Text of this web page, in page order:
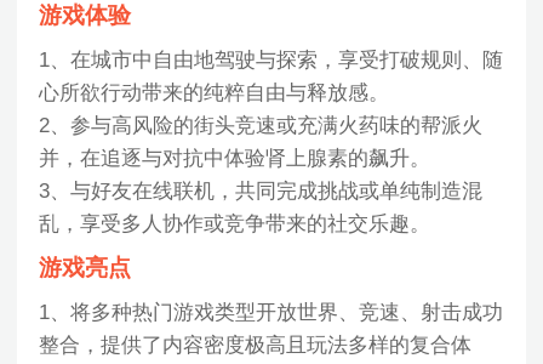
游戏体验
1、在城市中自由地驾驶与探索，享受打破规则、随
心所欲行动带来的纯粹自由与释放感。
2、参与高风险的街头竞速或充满火药味的帮派火
并，在追逐与对抗中体验肾上腺素的飙升。
3、与好友在线联机，共同完成挑战或单纯制造混
乱，享受多人协作或竞争带来的社交乐趣。
游戏亮点
1、将多种热门游戏类型开放世界、竞速、射击成功
整合，提供了内容密度极高且玩法多样的复合体